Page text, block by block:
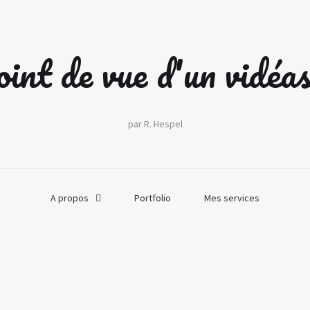
de vue d'un
par R. Hespel
A propos Portfolio Mes services